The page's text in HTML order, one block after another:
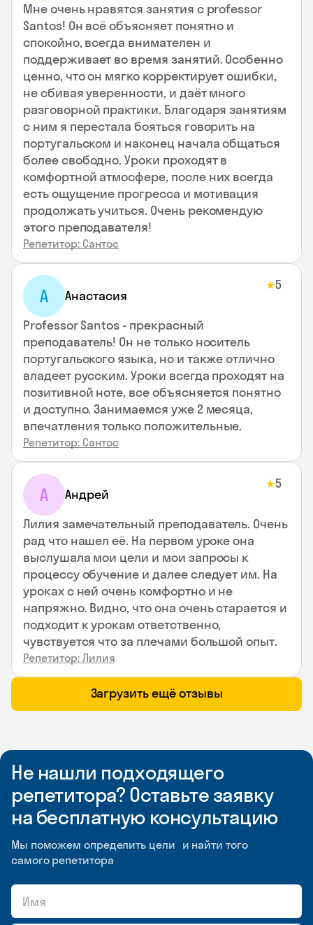
Мне очень нравятся занятия с professor
Santos! Он всё объясняет понятно и
спокойно, всегда внимателен и
поддерживает во время занятий. Особенно
ценно, что он мягко корректирует ошибки,
не сбивая уверенности, и даёт много
разговорной практики. Благодаря занятиям
с ним я перестала бояться говорить на
португальском и наконец начала общаться
более свободно. Уроки проходят в
комфортной атмосфере, после них всегда
есть ощущение прогресса и мотивация
продолжать учиться. Очень рекомендую
этого преподавателя!
Репетитор: Сантос
А Анастасия
★5
Professor Santos - прекрасный
преподаватель! Он не только носитель
португальского языка, но и также отлично
владеет русским. Уроки всегда проходят на
позитивной ноте, все объясняется понятно
и доступно. Занимаемся уже 2 месяца,
впечатления только положительные.
Репетитор: Сантос
А Андрей
★5
Лилия замечательный преподаватель. Очень
рад что нашел её. На первом уроке она
выслушала мои цели и мои запросы к
процессу обучение и далее следует им. На
уроках с ней очень комфортно и не
напряжно. Видно, что она очень старается и
подходит к урокам ответственно,
чувствуется что за плечами большой опыт.
Репетитор: Лилия
Загрузить ещё отзывы
Не нашли подходящего
репетитора? Оставьте заявку
на бесплатную консультацию
Мы поможем определить цели и найти того
самого репетитора